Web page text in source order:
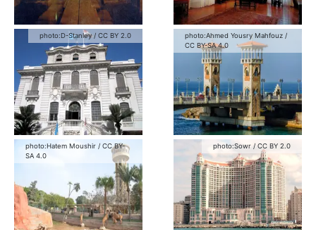
photo:D-Stanley / CC BY 2.0 photo:Ahmed Yousry Mahfouz /
CC BY-SA 4.0
photo:Hatem Moushir / CC BY-
SA 4.0
photo:Sowr / CC BY 2.0